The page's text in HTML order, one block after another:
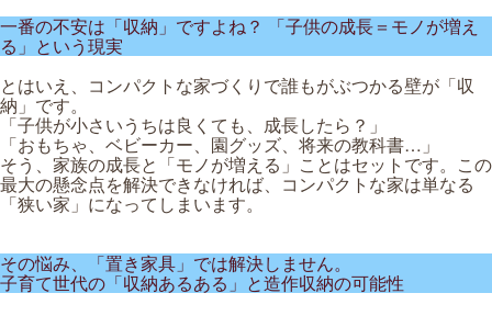
一番の不安は「収納」ですよね？ 「子供の成長＝モノが増え
る」という現実
とはいえ、コンパクトな家づくりで誰もがぶつかる壁が「収
納」です。
「子供が小さいうちは良くても、成長したら？」
「おもちゃ、ベビーカー、園グッズ、将来の教科書…」
そう、家族の成長と「モノが増える」ことはセットです。この
最大の懸念点を解決できなければ、コンパクトな家は単なる
「狭い家」になってしまいます。
その悩み、「置き家具」では解決しません。
子育て世代の「収納あるある」と造作収納の可能性